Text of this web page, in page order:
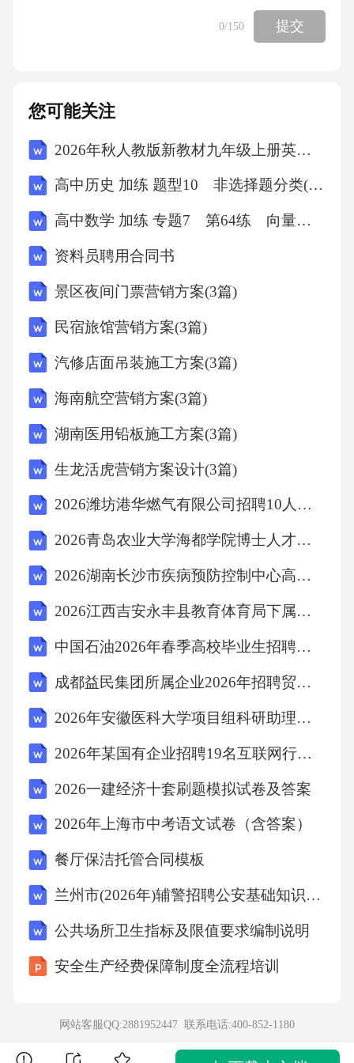
0/150 提交
您可能关注
2026年秋人教版新教材九年级上册英语Unit 1单元测试A卷（含答案）
高中历史 加练 题型10 非选择题分类(二)
高中数学 加练 专题7 第64练 向量法求空间角
资料员聘用合同书
景区夜间门票营销方案(3篇)
民宿旅馆营销方案(3篇)
汽修店面吊装施工方案(3篇)
海南航空营销方案(3篇)
湖南医用铅板施工方案(3篇)
生龙活虎营销方案设计(3篇)
2026潍坊港华燃气有限公司招聘10人笔试模拟试题及答案解析
2026青岛农业大学海都学院博士人才招聘笔试备考试题及答案解析
2026湖南长沙市疾病预防控制中心高层次专业人才引进1人考试参考题库及答案解析
2026江西吉安永丰县教育体育局下属单位面向社会招聘编外工作人员32人（一）考试参考题库及答案解析
中国石油2026年春季高校毕业生招聘考试模拟试题及答案解析
成都益民集团所属企业2026年招聘贸易部副部长等岗位笔试参考题库及答案解析
2026年安徽医科大学项目组科研助理招聘1人考试模拟试题及答案解析
2026年某国有企业招聘19名互联网行业工作人员笔试参考题库及答案解析
2026一建经济十套刷题模拟试卷及答案
2026年上海市中考语文试卷（含答案）
餐厅保洁托管合同模板
兰州市(2026年)辅警招聘公安基础知识考试题库及答案
公共场所卫生指标及限值要求编制说明
安全生产经费保障制度全流程培训
网站客服QQ:2881952447 联系电话:400-852-1180